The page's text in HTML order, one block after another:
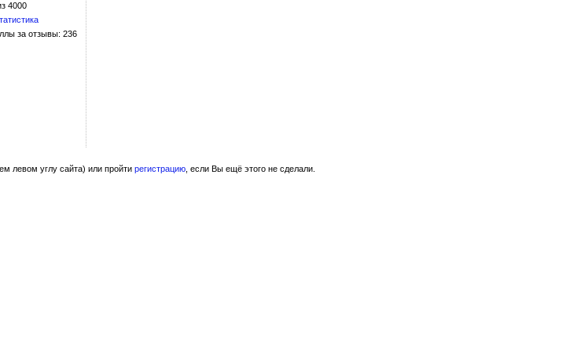
4000
за отзывы: 236
левом углу сайта) или пройти регистрацию , если Вы ещё этого не сделали.